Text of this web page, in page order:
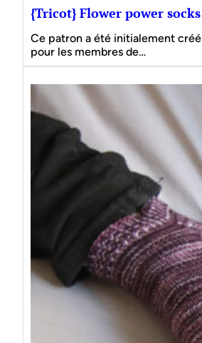
{Tricot} Flower power socks
Ce patron a été initialement créé
pour les membres de…